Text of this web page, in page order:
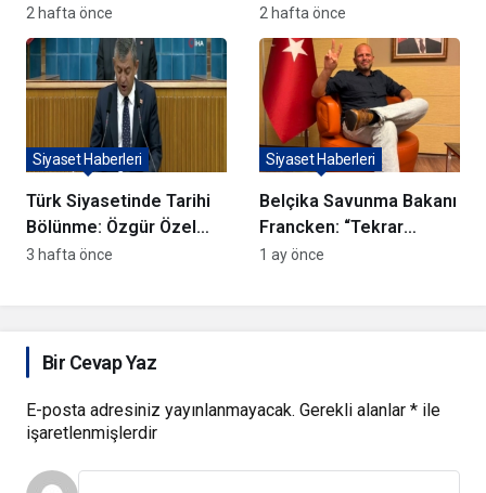
Kalkınma Yolu Projesi
Vurgusu
2 hafta önce
hukuken kurulmuş
olacak”
2 hafta önce
Türk Siyasetinde Tarihi
Bölünme: Özgür Özel
“Yeni Partimizi
Siyaset Haberleri
3 hafta önce
Belçika Savunma Bakanı
Francken: “Tekrar
merhaba benim güzel
Siyaset Haberleri
1 ay önce
Bir Cevap Yaz
E-posta adresiniz yayınlanmayacak. Gerekli alanlar * ile
işaretlenmişlerdir